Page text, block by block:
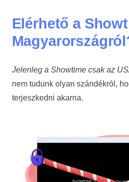
Elérhető a
Jelenleg a Showtime csak az
nem tudunk olyan szándékról,
terjeszkedni akarna.